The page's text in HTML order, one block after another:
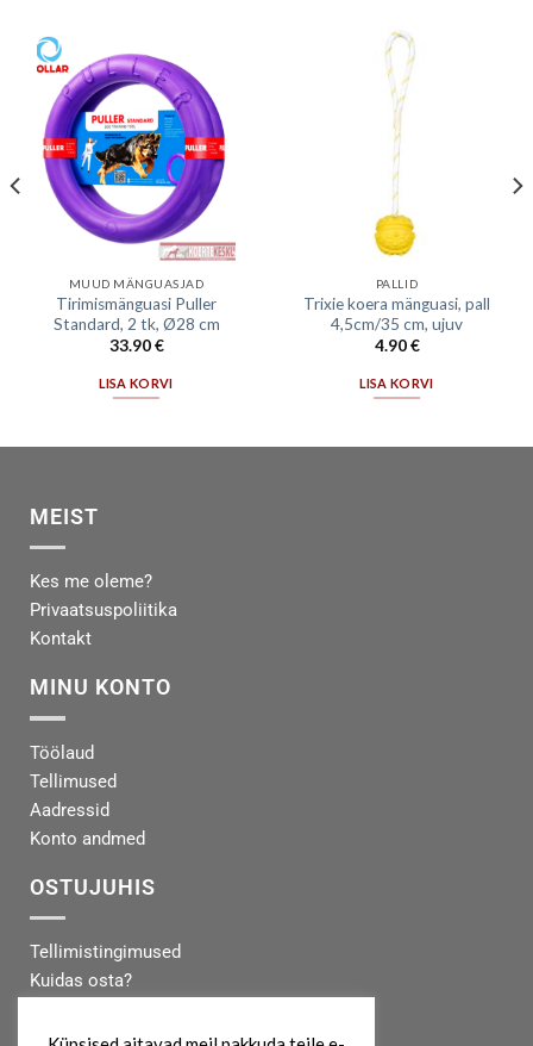
MUUD MÄNGUASJAD
Tirimismänguasi Puller
Standard, 2 tk, Ø28 cm
33.90€
LISA KORVI
PALLID
Trixie koera mänguasi, pall
4,5cm/35 cm, ujuv
4.90€
LISA KORVI
MEIST
Kes me oleme?
Privaatsuspoliitika
Kontakt
MINU KONTO
Töölaud
Tellimused
Aadressid
Konto andmed
OSTUJUHIS
Tellimistingimused
Kuidas osta?
Tarneinfo